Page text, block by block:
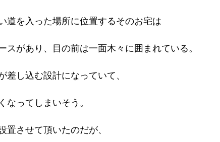
道を入った場所に位置するそのお宅は
スがあり、目の前は一面木々に囲まれている。
差し込む設計になっていて、
なってしまいそう。
置させて頂いたのだが、